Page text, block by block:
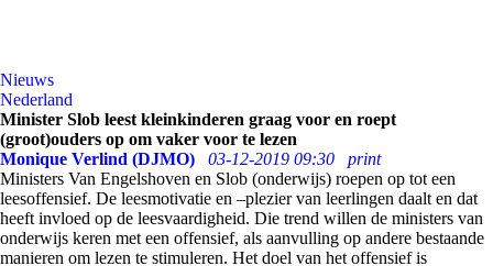
Nieuws
Nederland
Minister Slob leest kleinkinderen graag voor en roept
(groot)ouders op om vaker voor te lezen
Monique Verlind (DJMO)
03-12-2019 09:30
print
Ministers Van Engelshoven en Slob (onderwijs) roepen op tot een
leesoffensief. De leesmotivatie en –plezier van leerlingen daalt en dat
heeft invloed op de leesvaardigheid. Die trend willen de ministers van
onderwijs keren met een offensief, als aanvulling op andere bestaande
manieren om lezen te stimuleren. Het doel van het offensief is